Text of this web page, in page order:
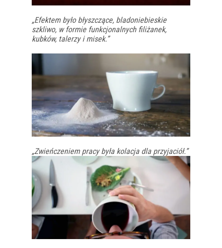
„Efektem było błyszczące, bladoniebieskie
szkliwo, w formie funkcjonalnych filiżanek,
kubków, talerzy i misek.”
„Zwieńczeniem pracy była kolacja dla przyjaciół.”